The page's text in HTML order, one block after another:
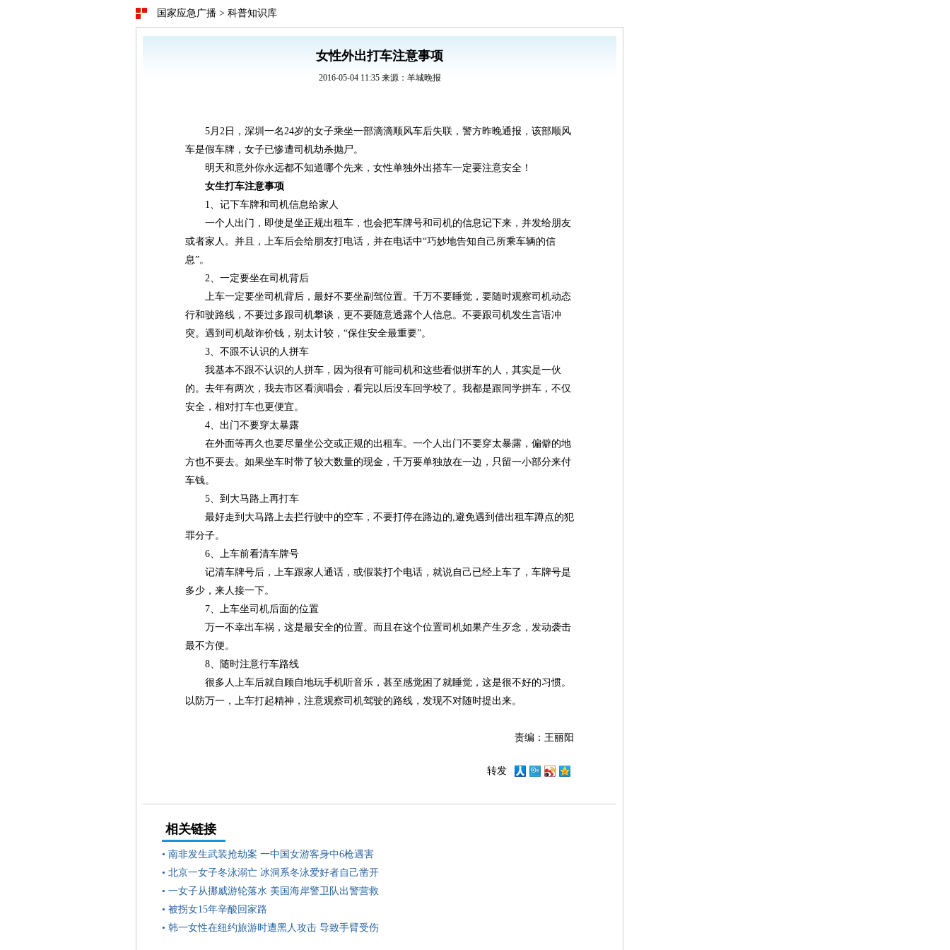
国家应急广播 > 科普知识库
女性外出打车注意事项
2016-05-04 11:35 来源：羊城晚报
5月2日，深圳一名24岁的女子乘坐一部滴滴顺风车后失联，警方昨晚通报，该部顺风
车是假车牌，女子已惨遭司机劫杀抛尸。
明天和意外你永远都不知道哪个先来，女性单独外出搭车一定要注意安全！
女生打车注意事项
1、记下车牌和司机信息给家人
一个人出门，即使是坐正规出租车，也会把车牌号和司机的信息记下来，并发给朋友
或者家人。并且，上车后会给朋友打电话，并在电话中“巧妙地告知自己所乘车辆的信
息”。
2、一定要坐在司机背后
上车一定要坐司机背后，最好不要坐副驾位置。千万不要睡觉，要随时观察司机动态
行和驶路线，不要过多跟司机攀谈，更不要随意透露个人信息。不要跟司机发生言语冲
突。遇到司机敲诈价钱，别太计较，“保住安全最重要”。
3、不跟不认识的人拼车
我基本不跟不认识的人拼车，因为很有可能司机和这些看似拼车的人，其实是一伙
的。去年有两次，我去市区看演唱会，看完以后没车回学校了。我都是跟同学拼车，不仅
安全，相对打车也更便宜。
4、出门不要穿太暴露
在外面等再久也要尽量坐公交或正规的出租车。一个人出门不要穿太暴露，偏僻的地
方也不要去。如果坐车时带了较大数量的现金，千万要单独放在一边，只留一小部分来付
车钱。
5、到大马路上再打车
最好走到大马路上去拦行驶中的空车，不要打停在路边的,避免遇到借出租车蹲点的犯
罪分子。
6、上车前看清车牌号
记清车牌号后，上车跟家人通话，或假装打个电话，就说自己已经上车了，车牌号是
多少，来人接一下。
7、上车坐司机后面的位置
万一不幸出车祸，这是最安全的位置。而且在这个位置司机如果产生歹念，发动袭击
最不方便。
8、随时注意行车路线
很多人上车后就自顾自地玩手机听音乐，甚至感觉困了就睡觉，这是很不好的习惯。
以防万一，上车打起精神，注意观察司机驾驶的路线，发现不对随时提出来。
责编：王丽阳
转发
相关链接
• 南非发生武装抢劫案 一中国女游客身中6枪遇害
• 北京一女子冬泳溺亡 冰洞系冬泳爱好者自己凿开
• 一女子从挪威游轮落水 美国海岸警卫队出警营救
• 被拐女15年辛酸回家路
• 韩一女性在纽约旅游时遭黑人攻击 导致手臂受伤